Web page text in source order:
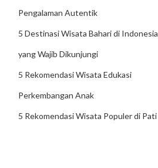
Pengalaman Autentik
5 Destinasi Wisata Bahari di Indonesia
yang Wajib Dikunjungi
5 Rekomendasi Wisata Edukasi
Perkembangan Anak
5 Rekomendasi Wisata Populer di Pati